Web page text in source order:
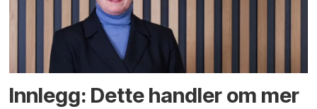
Innlegg: Dette handler om mer